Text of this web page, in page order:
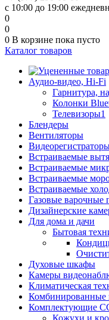
с 10:00 до 19:00
0
0
0 В корзине пока пусто
Каталог товаров
Аудио-видео, Hi-Fi
Гарнитура,
Колонки
Телевизоры1
Блендеры
Вентиляторы
Встраиваемые
Встраиваемые
Встраиваемые
Встраиваемые
Газовые варочные
Дизайнерские
Для дома и дачи
Бытовая
Духовые шкафы
Камеры
Климатическая
Комбинированные
Комплектующие
Кожухи и